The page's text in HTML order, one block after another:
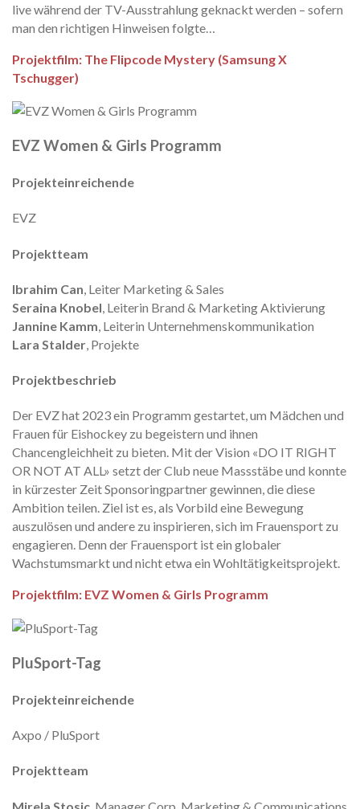
live während der TV-Ausstrahlung geknackt werden – sofern
man den richtigen Hinweisen folgte…
Projektfilm: The Flipcode Mystery (Samsung X
Tschugger)
EVZ Women & Girls Programm
Projekteinreichende
EVZ
Projektteam
Ibrahim Can, Leiter Marketing & Sales
Seraina Knobel, Leiterin Brand & Marketing Aktivierung
Jannine Kamm, Leiterin Unternehmenskommunikation
Lara Stalder, Projekte
Projektbeschrieb
Der EVZ hat 2023 ein Programm gestartet, um Mädchen und
Frauen für Eishockey zu begeistern und ihnen
Chancengleichheit zu bieten. Mit der Vision «DO IT RIGHT
OR NOT AT ALL» setzt der Club neue Massstäbe und konnte
in kürzester Zeit Sponsoringpartner gewinnen, die diese
Ambition teilen. Ziel ist es, als Vorbild eine Bewegung
auszulösen und andere zu inspirieren, sich im Frauensport zu
engagieren. Denn der Frauensport ist ein globaler
Wachstumsmarkt und nicht etwa ein Wohltätigkeitsprojekt.
Projektfilm: EVZ Women & Girls Programm
PluSport-Tag
Projekteinreichende
Axpo / PluSport
Projektteam
Mirela Stosic , Manager Corp. Marketing & Communications